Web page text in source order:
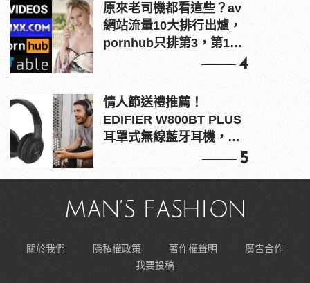
原來老司機都看這些？av
網站流量10大排行出爐，
pornhub只排第3，第1名
4
情人節送禮推薦！
EDIFIER W800BT PLUS
耳罩式無線藍牙耳機，在
5
關於我們 隱私權政策 著作權聲明
廣告合作
我要投稿